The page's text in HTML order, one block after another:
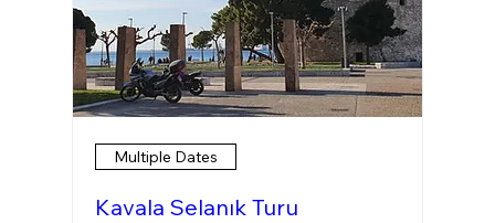
Multiple Dates
Kavala Selanık Turu